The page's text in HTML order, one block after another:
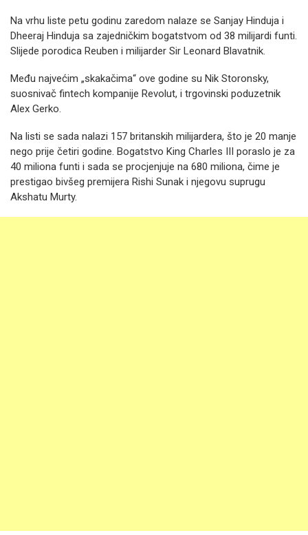
Na vrhu liste petu godinu zaredom nalaze se Sanjay Hinduja i
Dheeraj Hinduja sa zajedničkim bogatstvom od 38 milijardi funti.
Slijede porodica Reuben i milijarder Sir Leonard Blavatnik.
Među najvećim „skakačima“ ove godine su Nik Storonsky,
suosnivač fintech kompanije Revolut, i trgovinski poduzetnik
Alex Gerko.
Na listi se sada nalazi 157 britanskih milijardera, što je 20 manje
nego prije četiri godine. Bogatstvo King Charles III poraslo je za
40 miliona funti i sada se procjenjuje na 680 miliona, čime je
prestigao bivšeg premijera Rishi Sunak i njegovu suprugu
Akshatu Murty.